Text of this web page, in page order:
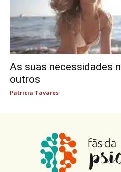
As suas necessidades
outros
Patricia Tavares